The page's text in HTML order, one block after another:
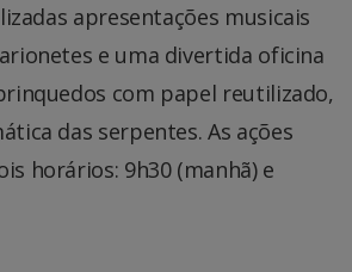
apresentações musicais
e uma divertida oficina
com papel reutilizado,
das serpentes. As ações
horários: 9h30 (manhã) e